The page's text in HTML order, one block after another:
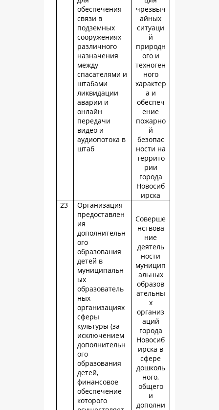
обеспечения
связи в
подземных
сооружениях
различного
назначения
между
спасателями и
штабами
ликвидации
аварии и
онлайн
передачи
видео и
аудиопотока в
штаб
чрезвыч
айных
ситуаци
й
природн
ого и
техноген
ного
характер
а и
обеспеч
ение
пожарно
й
безопас
ности на
террито
рии
города
Новосиб
ирска
23
Организация
предоставлен
ия
дополнительн
ого
образования
детей в
муниципальн
ых
образователь
ных
организациях
сферы
культуры (за
исключением
дополнительн
ого
образования
детей,
финансовое
обеспечение
которого
Соверше
нствова
ние
деятель
ности
муницип
альных
образов
ательны
х
организ
аций
города
Новосиб
ирска в
сфере
дошколь
ного,
общего
и
дополни